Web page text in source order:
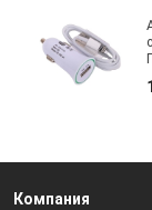
Компания